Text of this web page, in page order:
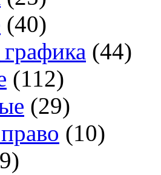
(40)
(44)
(112)
(29)
(10)